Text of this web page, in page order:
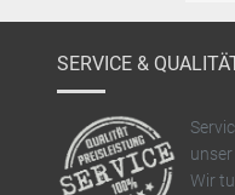
SERVICE &
Wir